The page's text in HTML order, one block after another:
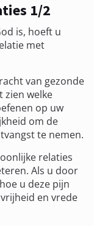
1/2
is, hoeft u
met
van gezonde
zien welke
op uw
om de
te nemen.
relaties
Als u door
u deze pijn
en vrede